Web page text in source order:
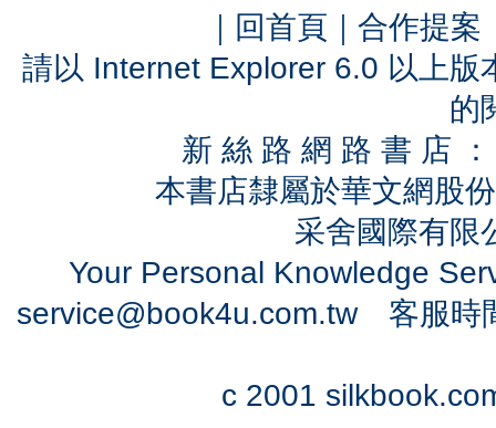
｜ 回首頁 ｜ 合作提案
請以 Internet Explorer 6.0 以上
的
新 絲 路 網 路 書 店
本書店隸屬於華文網股
采舍國際有
Your Personal Knowledge
service@book4u.com.tw客服時
c 2001